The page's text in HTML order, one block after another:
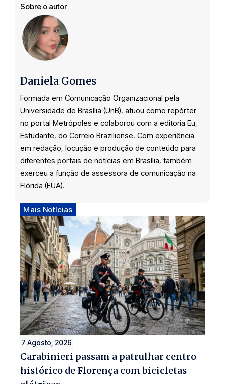
Sobre o autor
Daniela Gomes
Formada em Comunicação Organizacional pela
Universidade de Brasília (UnB), atuou como repórter
no portal Metrópoles e colaborou com a editoria Eu,
Estudante, do Correio Braziliense. Com experiência
em redação, locução e produção de conteúdo para
diferentes portais de notícias em Brasília, também
exerceu a função de assessora de comunicação na
Flórida (EUA).
Mais Notícias
7 Agosto, 2026
Carabinieri passam a patrulhar centro
histórico de Florença com bicicletas